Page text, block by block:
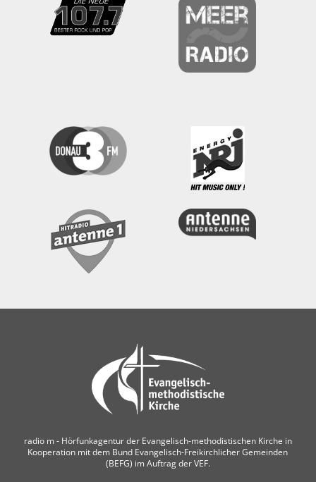
radio m ‐ Hörfunkagentur der Evangelisch-methodistischen Kirche in
Kooperation mit dem Bund Evangelisch-Freikirchlicher Gemeinden
(BEFG) im Auftrag der VEF.